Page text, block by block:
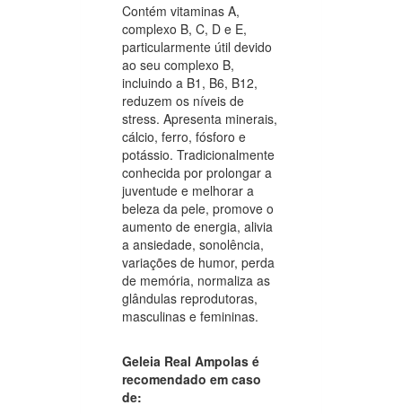
Contém vitaminas A,
complexo B, C, D e E,
particularmente útil devido
ao seu complexo B,
incluindo a B1, B6, B12,
reduzem os níveis de
stress. Apresenta minerais,
cálcio, ferro, fósforo e
potássio. Tradicionalmente
conhecida por prolongar a
juventude e melhorar a
beleza da pele, promove o
aumento de energia, alivia
a ansiedade, sonolência,
variações de humor, perda
de memória, normaliza as
glândulas reprodutoras,
masculinas e femininas.
Geleia Real Ampolas é
recomendado em caso
de: